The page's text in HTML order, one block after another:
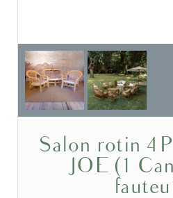
Salon rotin 4P croisillons
JOE (1